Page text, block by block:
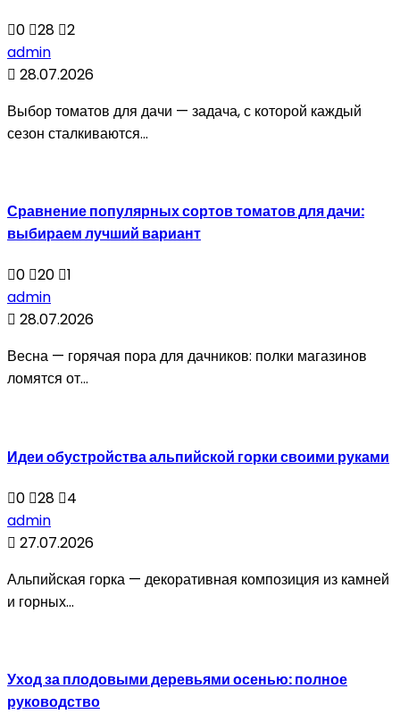
0 28
2
admin
28.07.2026
Выбор томатов для дачи — задача, с которой каждый
сезон сталкиваются...
Сравнение популярных сортов томатов для дачи:
выбираем лучший вариант
0 20
1
admin
28.07.2026
Весна — горячая пора для дачников: полки магазинов
ломятся от...
Идеи обустройства альпийской горки своими руками
0 28
4
admin
27.07.2026
Альпийская горка — декоративная композиция из камней
и горных...
Уход за плодовыми деревьями осенью: полное
руководство